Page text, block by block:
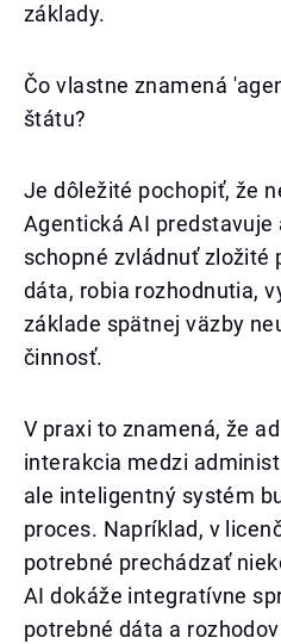
základy.
Čo vlastne znamená
štátu?
Je dôležité pochopiť, že
Agentická AI
schopné zvládnuť zložité
dáta, robia rozhodnutia,
základe spätnej väzby
činnosť.
V praxi to znamená, že
interakcia medzi
ale inteligentný systém
proces. Napríklad, v
potrebné prechádzať
AI dokáže integratívne
potrebné dáta a